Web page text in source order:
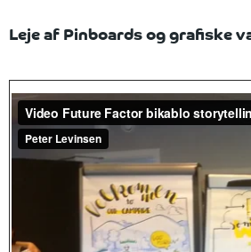
Leje af Pinboards og grafiske